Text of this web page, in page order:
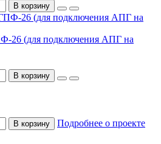
В корзину
26 (для подключения АПГ на
В корзину
В корзину Подробнее о проекте